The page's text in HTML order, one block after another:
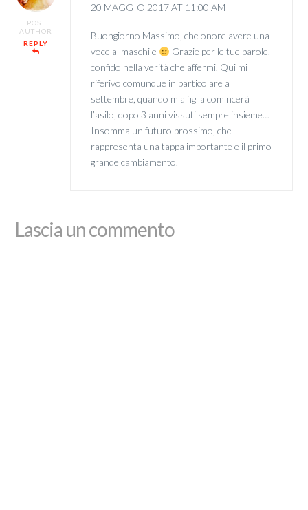
POST
AUTHOR
REPLY
20 MAGGIO 2017 AT 11:00 AM
Buongiorno Massimo, che onore avere una
voce al maschile
Grazie per le tue parole,
confido nella verità che affermi. Qui mi
riferivo comunque in particolare a
settembre, quando mia figlia comincerà
l’asilo, dopo 3 anni vissuti sempre insieme…
Insomma un futuro prossimo, che
rappresenta una tappa importante e il primo
grande cambiamento.
Lascia un commento